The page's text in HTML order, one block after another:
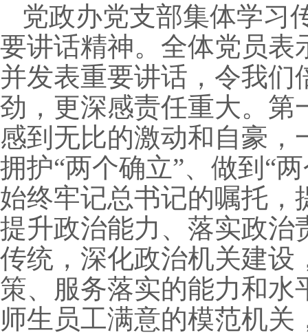
党政办党支部集体学习
要讲话精神。全体党员表
并发表重要讲话，令我
劲，更深感责任重大。第
感到无比的激动和自豪，
拥护“两个确立”、做到“
始终牢记总书记的嘱托，
提升政治能力、落实政治
传统，深化政治机关建设
策、服务落实的能力和水
师生员工满意的模范机